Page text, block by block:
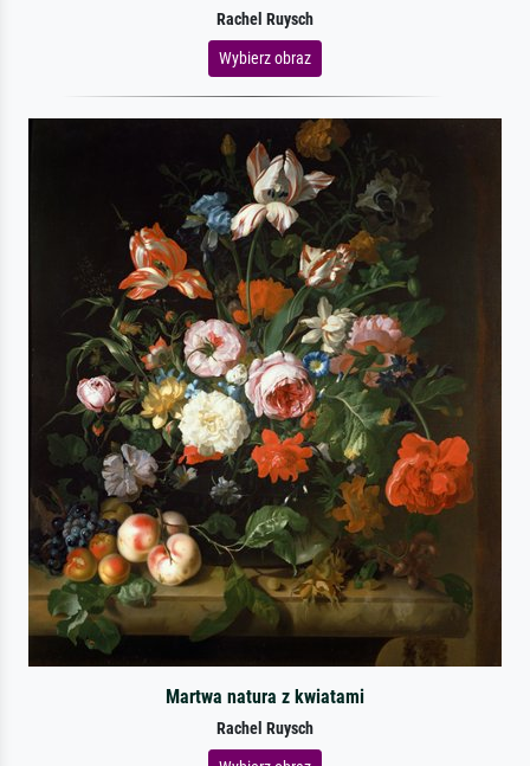
Rachel Ruysch
Wybierz obraz
Martwa natura z kwiatami
Rachel Ruysch